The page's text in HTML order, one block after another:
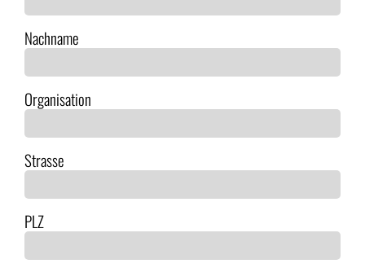
Nachname
Organisation
Strasse
PLZ